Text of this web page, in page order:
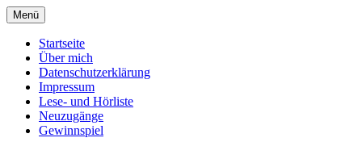
Zum
Inhalt
springen
Menü
Startseite
Über mich
Datenschutzerklärung
Impressum
Lese- und Hörliste
Neuzugänge
Gewinnspiel